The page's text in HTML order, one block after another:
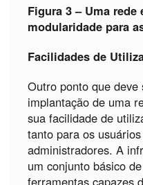
Figura 3 – Uma
modularidade para
Facilidades de
Outro ponto que deve
implantação de uma
sua facilidade de
tanto para os
administradores. A
um conjunto básico
ferramentas capazes